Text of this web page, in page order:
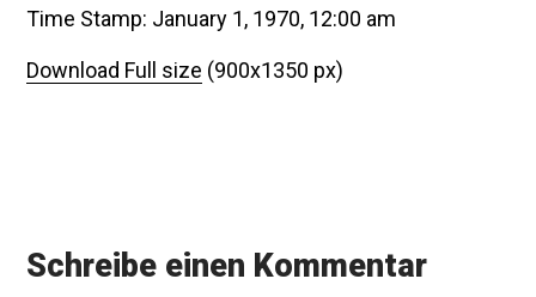
Time Stamp: January 1, 1970, 12:00 am
Download Full size (900x1350 px)
Schreibe einen Kommentar